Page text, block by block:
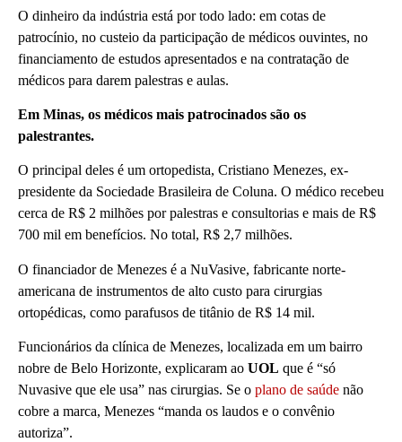
O dinheiro da indústria está por todo lado: em cotas de
patrocínio, no custeio da participação de médicos ouvintes, no
financiamento de estudos apresentados e na contratação de
médicos para darem palestras e aulas.
Em Minas, os médicos mais patrocinados são os
palestrantes.
O principal deles é um ortopedista, Cristiano Menezes, ex-
presidente da Sociedade Brasileira de Coluna. O médico recebeu
cerca de R$ 2 milhões por palestras e consultorias e mais de R$
700 mil em benefícios. No total, R$ 2,7 milhões.
O financiador de Menezes é a NuVasive, fabricante norte-
americana de instrumentos de alto custo para cirurgias
ortopédicas, como parafusos de titânio de R$ 14 mil.
Funcionários da clínica de Menezes, localizada em um bairro
nobre de Belo Horizonte, explicaram ao UOL que é “só
Nuvasive que ele usa” nas cirurgias. Se o plano de saúde não
cobre a marca, Menezes “manda os laudos e o convênio
autoriza”.